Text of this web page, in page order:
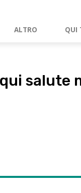
ALTRO QUI
salute